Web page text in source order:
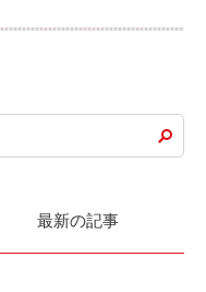
最新の記事